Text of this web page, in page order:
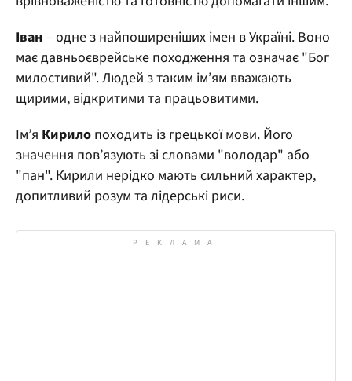
Іван– одне з найпоширеніших імен в Україні. Воно
має давньоєврейське походження та означає "Бог
милостивий". Людей з таким ім’ям вважають
щирими, відкритими та працьовитими.
Ім’я Кирило походить із грецької мови. Його
значення пов’язують зі словами "володар" або
"пан". Кирили нерідко мають сильний характер,
допитливий розум та лідерські риси.